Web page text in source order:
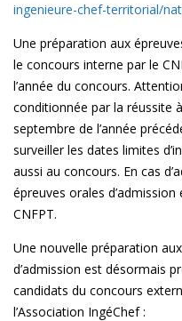
ingenieure-chef-territorial/
Une préparation aux
le concours interne par le
l’année du concours.
conditionnée par la réussite
septembre de l’année
surveiller les dates limites
aussi au concours. En cas
épreuves orales
CNFPT.
Une nouvelle préparation
d’admission est désormais
candidats du concours
l’Association IngéChef :